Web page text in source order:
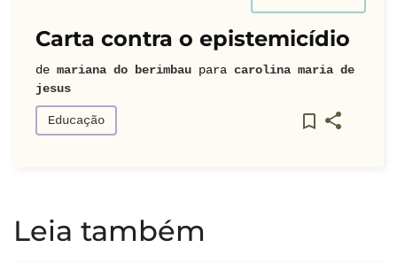
Carta contra o epistemicídio
de mariana do berimbau para carolina maria de
jesus
Educação
Leia também